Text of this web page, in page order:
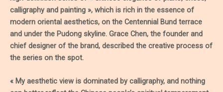
calligraphy and painting », which is rich in the essence of
modern oriental aesthetics, on the Centennial Bund terrace
and under the Pudong skyline. Grace Chen, the founder and
chief designer of the brand, described the creative process of
the series on the spot.
« My aesthetic view is dominated by calligraphy, and nothing